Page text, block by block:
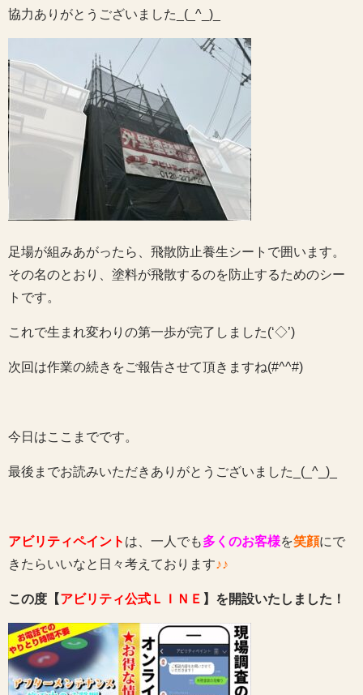
協力ありがとうございました_(_^_)_
足場が組みあがったら、飛散防止養生シートで囲います。
その名のとおり、塗料が飛散するのを防止するためのシー
トです。
これで生まれ変わりの第一歩が完了しました(‘◇’)ゞ
次回は作業の続きをご報告させて頂きますね(#^^#)
今日はここまでです。
最後までお読みいただきありがとうございました_(_^_)_
アビリティペイント は、一人でも多くのお客様を笑顔にで
きたらいいなと日々考えております♪♪
この度【アビリティ公式ＬＩＮＥ 】を開設いたしました！